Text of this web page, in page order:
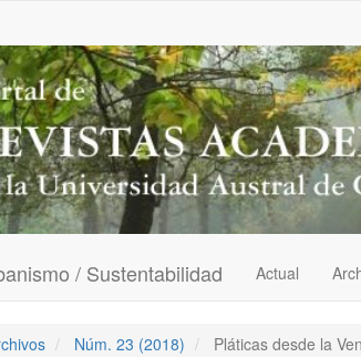
/ Sustentabilidad Actual
Núm. 23 (2018) Pláticas desde la